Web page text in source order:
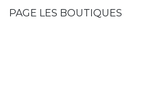
PAGE LES BOUTIQUES